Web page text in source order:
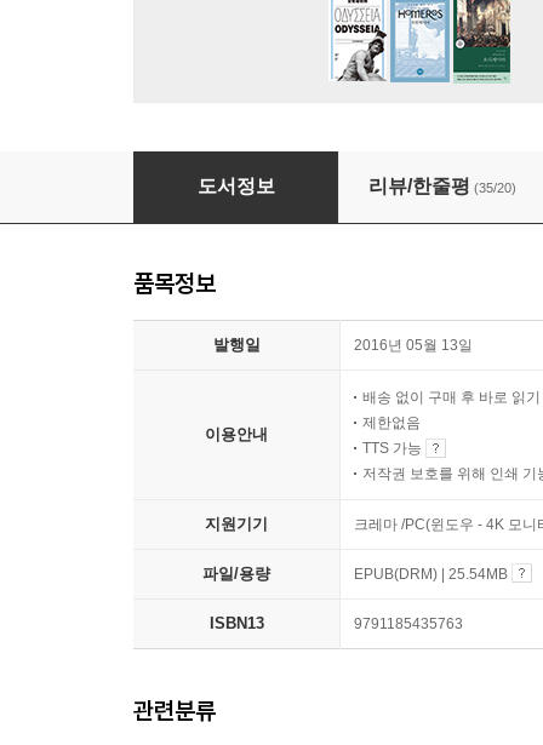
세상을 움직이는 수학개념100
도서정보 리뷰/한줄평 (35/20)
품목정보
발행일 2016년 05월 13일
이용안내
배송 없이 구매 후 바로 읽기
제한없음
TTS 가능
저작권 보호를 위해 인쇄 기
지원기기 크레마 /PC(윈도우 - 4K 모
파일/용량 EPUB(DRM) | 25.54MB
ISBN13 9791185435763
관련분류